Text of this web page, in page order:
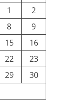
1
2
8
9
15
16
22
23
29
30